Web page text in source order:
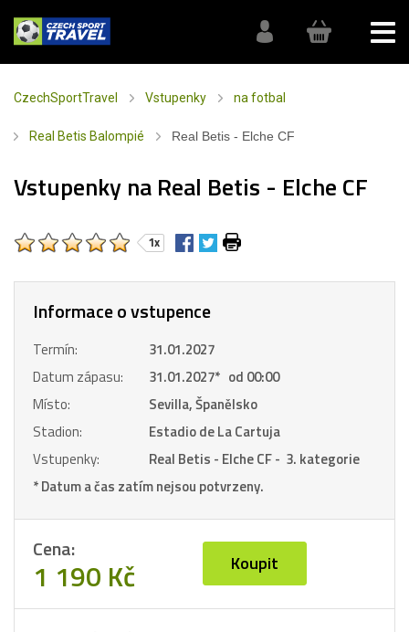
CzechSportTravel Vstupenky na fotbal
Real Betis Balompié Real Betis - Elche CF
Vstupenky na Real Betis - Elche CF
1x
Informace o vstupence
Termín:
31.01.2027
Datum zápasu:
31.01.2027* od 00:00
Místo:
Sevilla, Španělsko
Stadion:
Estadio de La Cartuja
Vstupenky:
Real Betis - Elche CF - 3. kategorie
* Datum a čas zatím nejsou potvrzeny.
Cena:
1 190 Kč Koupit